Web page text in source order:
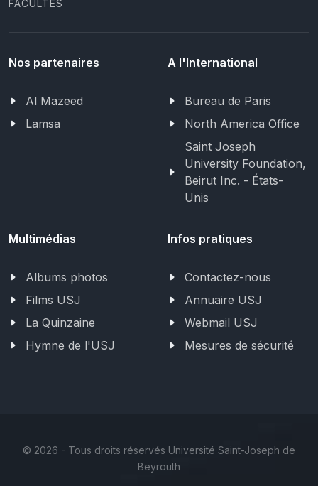
FACULTÉS
Nos partenaires
Al Mazeed
Lamsa
A l'International
Bureau de Paris
North America Office
Saint Joseph
University Foundation,
Beirut Inc. - États-
Unis
Multimédias
Albums photos
Films USJ
La Quinzaine
Hymne de l'USJ
Infos pratiques
Contactez-nous
Annuaire USJ
Webmail USJ
Mesures de sécurité
© 2026 - Tous droits réservés Université Saint-Joseph de
Beyrouth